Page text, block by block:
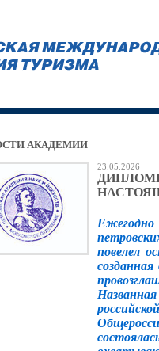
АКАДЕМИИ
23.05.2026
Ежегодно
повелел